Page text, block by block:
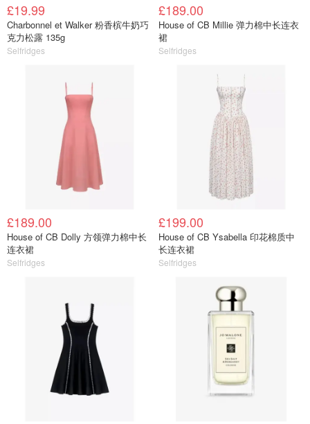
£19.99
Charbonnel et Walker 粉香槟牛奶巧
克力松露 135g
Selfridges
£189.00
House of CB Millie 弹力棉中长连衣
裙
Selfridges
£189.00
House of CB Dolly 方领弹力棉中长
连衣裙
Selfridges
£199.00
House of CB Ysabella 印花棉质中
长连衣裙
Selfridges